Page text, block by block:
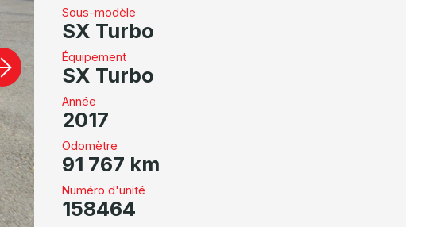
Sous-modèle
SX Turbo
Équipement
SX Turbo
Année
2017
Odomètre
91 767 km
Numéro d'unité
158464